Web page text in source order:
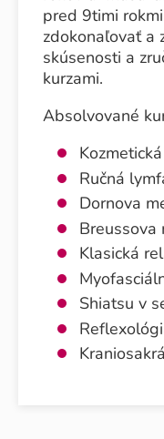
pred 9timi
zdokonaľovať a
skúsenosti a
kurzami.
Absolvované
Ručná
Dornova
Breussova
Klasická
Shiatsu v